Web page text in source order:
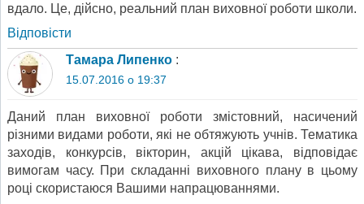
вдало. Це, дійсно, реальний план виховної роботи школи.
Відповіcти
Тамара Липенко :
15.07.2016 о 19:37
Даний план виховної роботи змістовний, насичений
різними видами роботи, які не обтяжують учнів. Тематика
заходів, конкурсів, вікторин, акцій цікава, відповідає
вимогам часу. При складанні виховного плану в цьому
році скористаюся Вашими напрацюваннями.